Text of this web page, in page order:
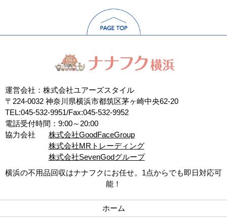
運営会社：株式会社ユアーズスタイル
〒224-0032 神奈川県横浜市都筑区茅ヶ崎中央62-20
TEL:045-532-9951/Fax:045-532-9952
電話受付時間：9:00～20:00
協力会社
株式会社GoodFaceGroup
株式会社MRトレーディング
株式会社SevenGodグループ
横浜の不用品回収はナナフクにお任せ。1点からでも即日対応可
能！
ホーム